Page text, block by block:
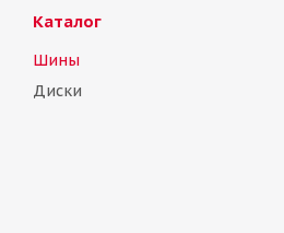
Каталог
Шины
Диски